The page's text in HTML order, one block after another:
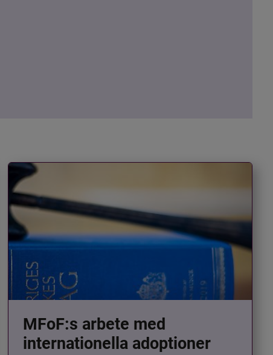
MFoF:s arbete med
internationella adoptioner